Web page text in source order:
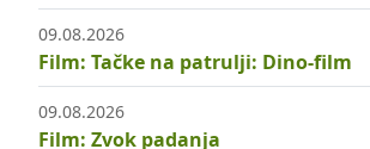
09.08.2026
Film: Tačke na patrulji: Dino-film
09.08.2026
Film: Zvok padanja